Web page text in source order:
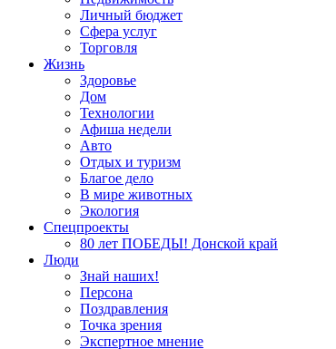
Личный бюджет
Сфера услуг
Торговля
Жизнь
Здоровье
Дом
Технологии
Афиша недели
Авто
Отдых и туризм
Благое дело
В мире животных
Экология
Спецпроекты
80 лет ПОБЕДЫ! Донской край
Люди
Знай наших!
Персона
Поздравления
Точка зрения
Экспертное мнение